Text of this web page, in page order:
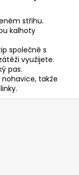
střihu.
kalhoty
společně s
využijete.
pas.
takže